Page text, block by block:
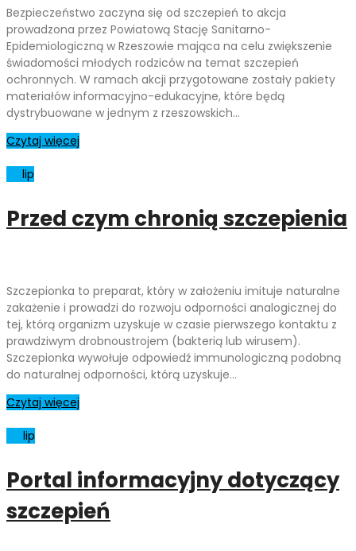
Bezpieczeństwo zaczyna się od szczepień to akcja
prowadzona przez Powiatową Stację Sanitarno-
Epidemiologiczną w Rzeszowie mająca na celu zwiększenie
świadomości młodych rodziców na temat szczepień
ochronnych. W ramach akcji przygotowane zostały pakiety
materiałów informacyjno-edukacyjne, które będą
dystrybuowane w jednym z rzeszowskich…
Czytaj więcej
lip
Przed czym chronią szczepienia
Szczepionka to preparat, który w założeniu imituje naturalne
zakażenie i prowadzi do rozwoju odporności analogicznej do
tej, którą organizm uzyskuje w czasie pierwszego kontaktu z
prawdziwym drobnoustrojem (bakterią lub wirusem).
Szczepionka wywołuje odpowiedź immunologiczną podobną
do naturalnej odporności, którą uzyskuje…
Czytaj więcej
lip
Portal informacyjny dotyczący
szczepień